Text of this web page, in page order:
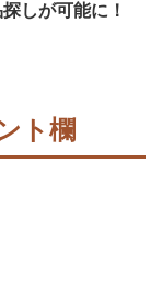
しが可能に！
ト欄